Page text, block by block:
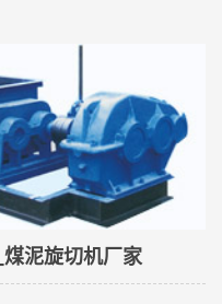
泥旋切机厂家